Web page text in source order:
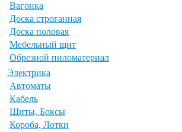
Вагонка
Доска строганная
Доска половая
Мебельный щит
Обрезной пиломатериал
Электрика
Автоматы
Кабель
Щиты, Боксы
Короба, Лотки